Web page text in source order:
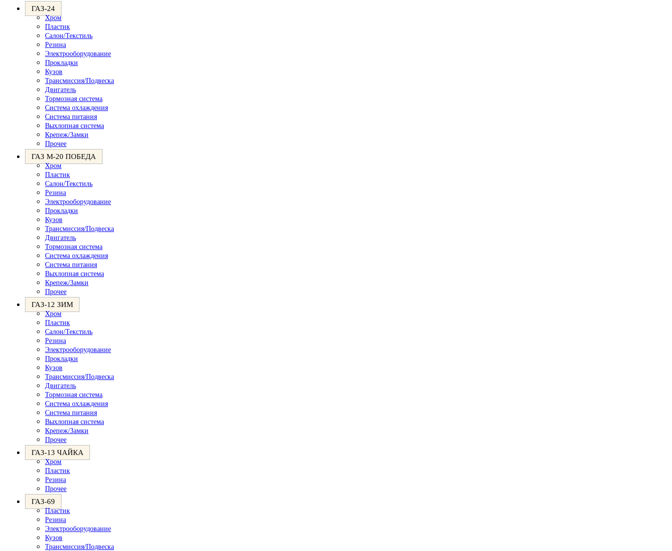
ГАЗ-24
Хром
Пластик
Салон/Текстиль
Резина
Электрооборудование
Прокладки
Кузов
Трансмиссия/Подвеска
Двигатель
Тормозная система
Система охлаждения
Система питания
Выхлопная система
Крепеж/Замки
Прочее
ГАЗ М-20 ПОБЕДА
Хром
Пластик
Салон/Текстиль
Резина
Электрооборудование
Прокладки
Кузов
Трансмиссия/Подвеска
Двигатель
Тормозная система
Система охлаждения
Система питания
Выхлопная система
Крепеж/Замки
Прочее
ГАЗ-12 ЗИМ
Хром
Пластик
Салон/Текстиль
Резина
Электрооборудование
Прокладки
Кузов
Трансмиссия/Подвеска
Двигатель
Тормозная система
Система охлаждения
Система питания
Выхлопная система
Крепеж/Замки
Прочее
ГАЗ-13 ЧАЙКА
Хром
Пластик
Резина
Прочее
ГАЗ-69
Пластик
Резина
Электрооборудование
Кузов
Трансмиссия/Подвеска